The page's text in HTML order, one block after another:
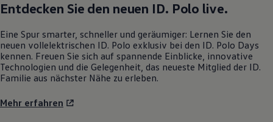
Entdecken Sie den neuen ID. Polo live.
Eine Spur smarter, schneller und geräumiger: Lernen Sie den
neuen vollelektrischen ID. Polo exklusiv bei den ID. Polo Days
kennen. Freuen Sie sich auf spannende Einblicke, innovative
Technologien und die Gelegenheit, das neueste Mitglied der ID.
Familie aus nächster Nähe zu erleben.
Mehr erfahren